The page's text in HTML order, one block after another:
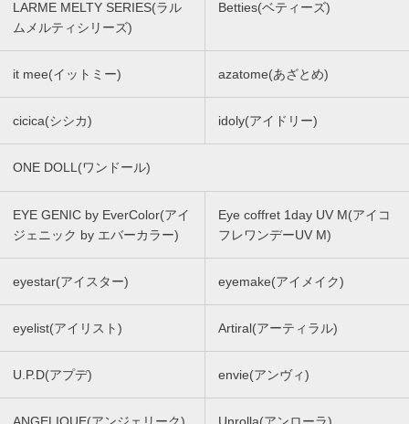
LARME MELTY SERIES(ラル
ムメルティシリーズ)
Betties(ベティーズ)
it mee(イットミー) azatome(あざとめ)
cicica(シシカ) idoly(アイドリー)
ONE DOLL(ワンドール)
EYE GENIC by EverColor(アイ
ジェニック by エバーカラー)
Eye coffret 1day UV M(アイコ
フレワンデーUV M)
eyestar(アイスター) eyemake(アイメイク)
eyelist(アイリスト) Artiral(アーティラル)
U.P.D(アプデ) envie(アンヴィ)